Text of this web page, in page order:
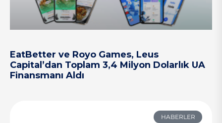
EatBetter ve Royo Games, Leus
Capital’dan Toplam 3,4 Milyon Dolarlık UA
Finansmanı Aldı
HABERLER